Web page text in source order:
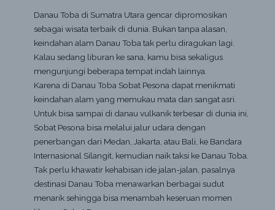
Danau Toba di Sumatra Utara gencar dipromosikan
sebagai wisata terbaik di dunia. Bukan tanpa alasan,
keindahan alam Danau Toba tak perlu diragukan lagi.
Kalau sedang liburan ke sana, kamu bisa sekaligus
mengunjungi beberapa tempat indah lainnya.
Karena di Danau Toba Sobat Pesona dapat menikmati
keindahan alam yang memukau mata dan sangat asri.
Untuk bisa sampai di danau vulkanik terbesar di dunia ini,
Sobat Pesona bisa melalui jalur udara dengan
penerbangan dari Medan, Jakarta, atau Bali, ke Bandara
Internasional Silangit, kemudian naik taksi ke Danau Toba.
Tak perlu khawatir kehabisan ide jalan-jalan, pasalnya
destinasi Danau Toba menawarkan berbagai sudut
menarik sehingga bisa menambah keseruan momen